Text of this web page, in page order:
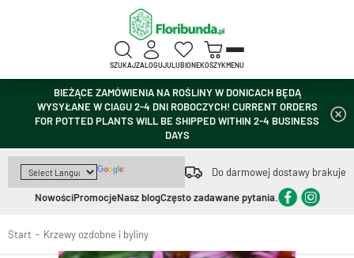
BIEŻĄCE ZAMÓWIENIA NA ROŚLINY W DONICACH BĘDĄ
WYSYŁANE W CIAGU 2-4 DNI ROBOCZYCH! CURRENT ORDERS
FOR POTTED PLANTS WILL BE SHIPPED WITHIN 2-4 BUSINESS
DAYS
Do darmowej dostawy brakuje
NowościPromocjeNasz blogCzęsto zadawane pytania.
SZUKAJZALOGUJULUBIONEKOSZYKMENU
Start Krzewy ozdobne i byliny